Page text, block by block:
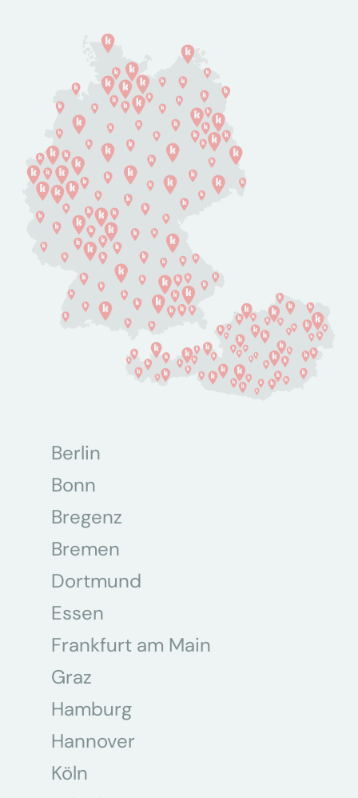
Berlin
Bonn
Bregenz
Bremen
Dortmund
Essen
Frankfurt am Main
Graz
Hamburg
Hannover
Köln